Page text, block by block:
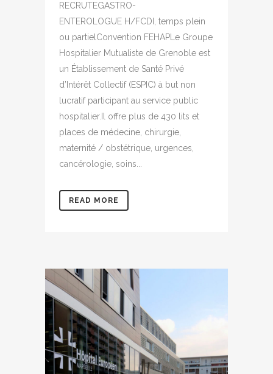
RECRUTEGASTRO-
ENTEROLOGUE H/FCDI, temps plein
ou partielConvention FEHAPLe Groupe
Hospitalier Mutualiste de Grenoble est
un Établissement de Santé Privé
d’Intérêt Collectif (ESPIC) à but non
lucratif participant au service public
hospitalier.Il offre plus de 430 lits et
places de médecine, chirurgie,
maternité / obstétrique, urgences,
cancérologie, soins...
READ MORE